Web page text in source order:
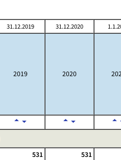
31.12.2019 31.12.2020
2019 2020
531 531